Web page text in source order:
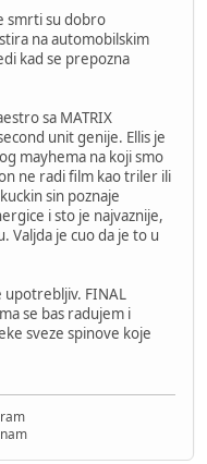
smrti su dobro
na automobilskim
kad se prepozna
sa MATRIX
unit genije. Ellis je
mayhema na koji smo
ne radi film kao triler ili
sin poznaje
i sto je najvaznije,
Valjda je cuo da je to u
upotrebljiv. FINAL
se bas radujem i
sveze spinove koje